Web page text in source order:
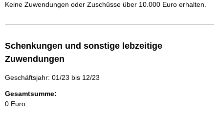
Keine Zuwendungen oder Zuschüsse über 10.000 Euro erhalten.
Schenkungen und sonstige lebzeitige
Zuwendungen
Geschäftsjahr: 01/23 bis 12/23
Gesamtsumme:
0 Euro